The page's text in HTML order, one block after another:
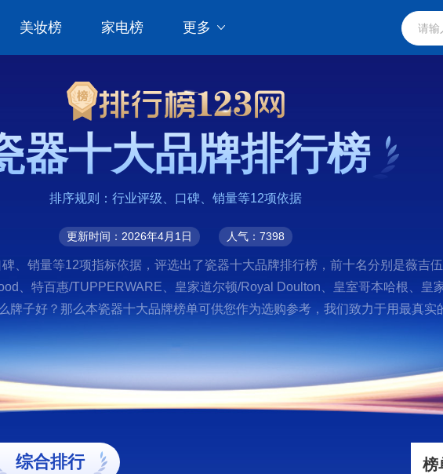
美妆榜 家电榜 更多
器十大品牌排行榜
排序规则：行业评级、口碑、销量等12项依据
更新时间：2026年4月1日 人气：7398
、销量等12项指标依据，评选出了瓷器十大品牌排行榜，前十名分别是薇吉
、特百惠/TUPPERWARE、皇家道尔顿/Royal Doulton、皇室哥本哈根、皇
牌子好？那么本瓷器十大品牌榜单可供您作为选购参考，我们致力于用最真
综合排行 榜